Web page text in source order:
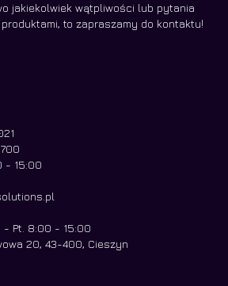
jakiekolwiek wątpliwości lub pytania
to zapraszamy do kontaktu!
- 15:00
- Pt. 8:00 - 15:00
20, 43-400, Cieszyn